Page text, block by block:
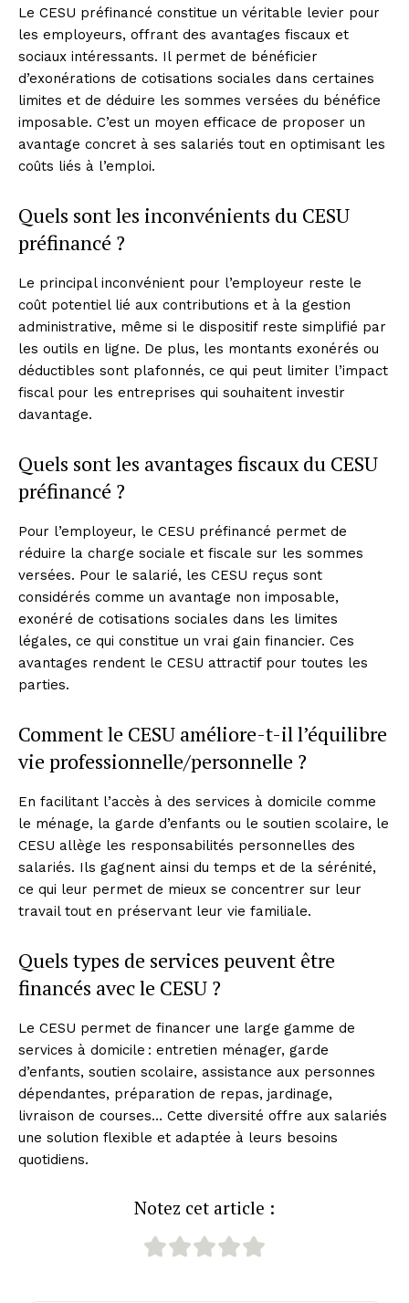
Le CESU préfinancé constitue un véritable levier pour
les employeurs, offrant des avantages fiscaux et
sociaux intéressants. Il permet de bénéficier
d’exonérations de cotisations sociales dans certaines
limites et de déduire les sommes versées du bénéfice
imposable. C’est un moyen efficace de proposer un
avantage concret à ses salariés tout en optimisant les
coûts liés à l’emploi.
Quels sont les inconvénients du CESU
préfinancé ?
Le principal inconvénient pour l’employeur reste le
coût potentiel lié aux contributions et à la gestion
administrative, même si le dispositif reste simplifié par
les outils en ligne. De plus, les montants exonérés ou
déductibles sont plafonnés, ce qui peut limiter l’impact
fiscal pour les entreprises qui souhaitent investir
davantage.
Quels sont les avantages fiscaux du CESU
préfinancé ?
Pour l’employeur, le CESU préfinancé permet de
réduire la charge sociale et fiscale sur les sommes
versées. Pour le salarié, les CESU reçus sont
considérés comme un avantage non imposable,
exonéré de cotisations sociales dans les limites
légales, ce qui constitue un vrai gain financier. Ces
avantages rendent le CESU attractif pour toutes les
parties.
Comment le CESU améliore-t-il l’équilibre
vie professionnelle/personnelle ?
En facilitant l’accès à des services à domicile comme
le ménage, la garde d’enfants ou le soutien scolaire, le
CESU allège les responsabilités personnelles des
salariés. Ils gagnent ainsi du temps et de la sérénité,
ce qui leur permet de mieux se concentrer sur leur
travail tout en préservant leur vie familiale.
Quels types de services peuvent être
financés avec le CESU ?
Le CESU permet de financer une large gamme de
services à domicile : entretien ménager, garde
d’enfants, soutien scolaire, assistance aux personnes
dépendantes, préparation de repas, jardinage,
livraison de courses… Cette diversité offre aux salariés
une solution flexible et adaptée à leurs besoins
quotidiens.
Notez cet article :